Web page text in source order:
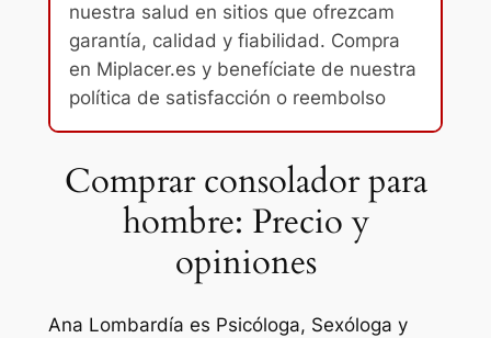
nuestra salud en sitios que ofrezcam
garantía, calidad y fiabilidad. Compra
en Miplacer.es y benefíciate de nuestra
política de satisfacción o reembolso
Comprar consolador para
hombre: Precio y
opiniones
Ana Lombardía es Psicóloga, Sexóloga y